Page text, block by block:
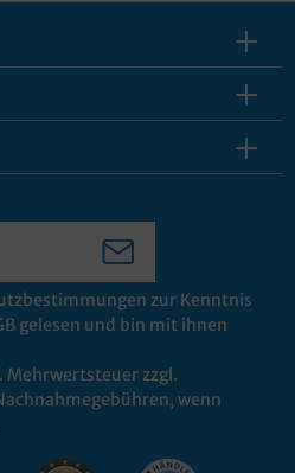
zur Kenntnis
gelesen und bin mit ihnen
Mehrwertsteuer zzgl.
wenn